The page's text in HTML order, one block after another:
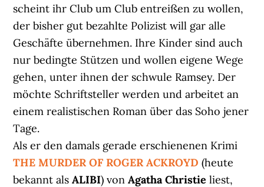
scheint ihr Club um Club entreißen zu wollen,
der bisher gut bezahlte Polizist will gar alle
Geschäfte übernehmen. Ihre Kinder sind auch
nur bedingte Stützen und wollen eigene Wege
gehen, unter ihnen der schwule Ramsey. Der
möchte Schriftsteller werden und arbeitet an
einem realistischen Roman über das Soho jener
Tage.
Als er den damals gerade erschienenen Krimi
THE MURDER OF ROGER ACKROYD (heute
bekannt alsALIBI) vonAgatha Christie liest,